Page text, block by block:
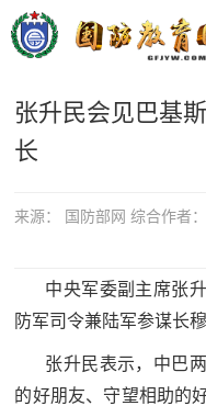
首
时
闻
热
张升民会见巴基
长
来源： 国防部网 综合作者
中央军委副主席张
防军司令兼陆军参谋长穆
张升民表示，中巴
的好朋友、守望相助的